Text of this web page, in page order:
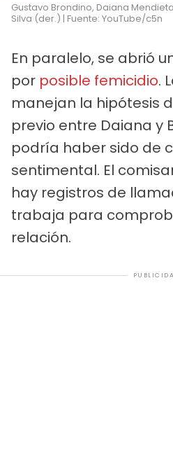
Gustavo Brondino, Daiana
Silva (der.) | Fuente: YouTube/c5n
En paralelo, se abrió
por posible femicidio.
manejan la hipótesis
previo entre Daiana y
podría haber sido de
sentimental. El
hay registros de
trabaja para
relación.